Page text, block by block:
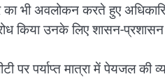
का भी अवलोकन करते हुए
किया उनके लिए शासन-प्रशासन
पर पर्याप्त मात्रा में पेयजल की